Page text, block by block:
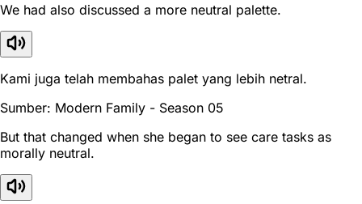
We had also discussed a more neutral palette.
Kami juga telah membahas palet yang lebih netral.
Sumber: Modern Family - Season 05
But that changed when she began to see care tasks as
morally neutral.